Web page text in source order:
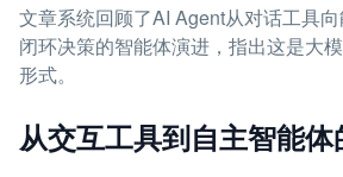
文章系统回顾了AI Agent从对话工具向
闭环决策的智能体演进，指出这是大
形式。
从交互工具到自主智能